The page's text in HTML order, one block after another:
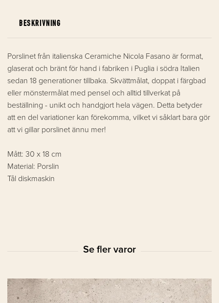
BESKRIVNING
Porslinet från italienska Ceramiche Nicola Fasano är format,
glaserat och bränt för hand i fabriken i Puglia i södra Italien
sedan 18 generationer tillbaka. Skvättmålat, doppat i färgbad
eller mönstermålat med pensel och alltid tillverkat på
beställning - unikt och handgjort hela vägen. Detta betyder
att en del variationer kan förekomma, vilket vi såklart bara gör
att vi gillar porslinet ännu mer!
Mått: 30 x 18 cm
Material: Porslin
Tål diskmaskin